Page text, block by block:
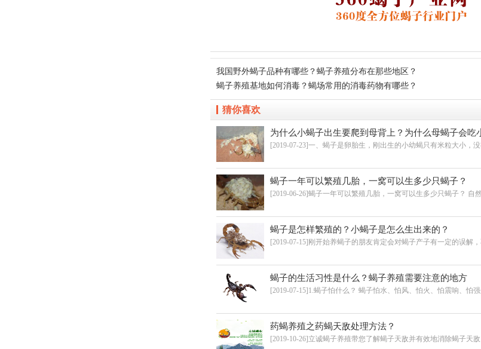
我国野外蝎子品种有哪些？蝎子养殖分布在那些地区？
蝎子养殖基地如何消毒？蝎场常用的消毒药物有哪些？
猜你喜欢
为什么小蝎子出生要爬到母背上？为什么母蝎子会吃
妈吗？
[2019-07-23]一、蝎子是卵胎生，刚出生的小幼蝎只有米粒大小，没
蝎子一年可以繁殖几胎，一窝可以生多少只蝎子？
[2019-06-26]蝎子一年可以繁殖几胎，一窝可以生多少只蝎子？ 自然
蝎子是怎样繁殖的？小蝎子是怎么生出来的？
[2019-07-15]刚开始养蝎子的朋友肯定会对蝎子产子有一定的误解，
蝎子的生活习性是什么？蝎子养殖需要注意的地方
[2019-07-15]1.蝎子怕什么？ 蝎子怕水、怕风、怕火、怕震响、怕强
药蝎养殖之药蝎天敌处理方法？
[2019-10-26]立诚蝎子养殖带您了解蝎子天敌并有效地消除蝎子天敌